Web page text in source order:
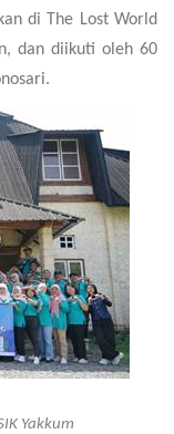
di The Lost World
dan diikuti oleh 60
Yakkum